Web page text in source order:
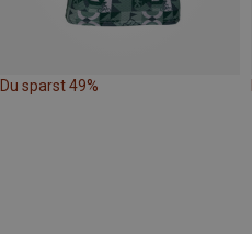
Du sparst 49%